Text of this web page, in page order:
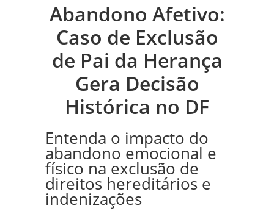
Abandono Afetivo:
Caso de Exclusão
de Pai da Herança
Gera Decisão
Histórica no DF
Entenda o impacto do
abandono emocional e
físico na exclusão de
direitos hereditários e
indenizações